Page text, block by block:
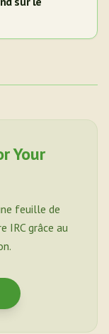
Your
feuille de
IRC grâce au